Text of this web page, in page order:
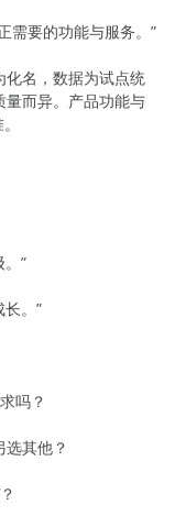
需要的功能与服务。”
化名，数据为试点统
量而异。产品功能与
”
。”
吗？
其他？